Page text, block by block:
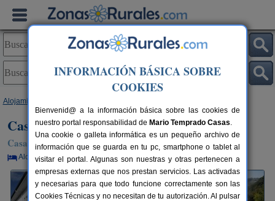
Alojamientos
Casa Rural Itxas Ertz
Casa Rural en Mendexa (Vizcaya)
Alquiler por habitaciones 12+8 plazas 68 km de Bilbao
INFORMACIÓN BÁSICA SOBRE
COOKIES
Bienvenid@ a la información básica sobre las cookies de
nuestro portal responsabilidad de Mario Temprado Casas.
Una cookie o galleta informática es un pequeño archivo de
información que se guarda en tu pc, smartphone o tablet al
visitar el portal. Algunas son nuestras y otras pertenecen a
empresas externas que nos prestan servicios. Las activadas
y necesarias para que todo funcione correctamente son las
Cookies Técnicas y no necesitan de tu autorización. Al pulsar